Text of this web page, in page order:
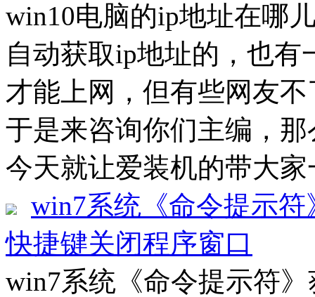
win10电脑的ip地址在哪
自动获取ip地址的，也
才能上网，但有些网友
于是来咨询你们主编，
今天就让爱装机的带大
win7系统《命令提示
快捷键关闭程序窗口
win7系统《命令提示符